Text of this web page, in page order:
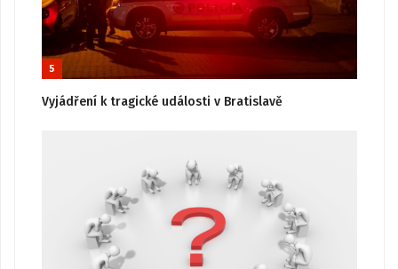
5
Vyjádření k tragické události v Bratislavě